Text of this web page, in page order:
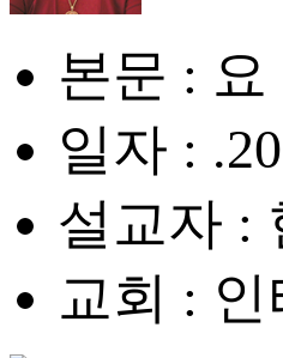
본문 : 요
일자 :
설교자 :
교회 :